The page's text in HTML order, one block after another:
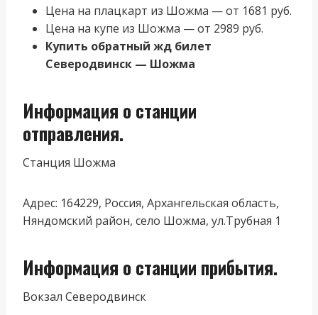
Цена на плацкарт из Шожма — от 1681 руб.
Цена на купе из Шожма — от 2989 руб.
Купить обратный жд билет
Северодвинск — Шожма
Информация о станции
отправления.
Станция Шожма
Адрес: 164229, Россия, Архангельская область,
Няндомский район, село Шожма, ул.Трубная 1
Информация о станции прибытия.
Вокзал Северодвинск